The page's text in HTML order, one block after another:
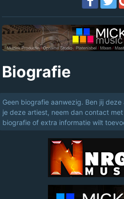
Biografie
Geen biografie aanwezig. Ben jij
je deze artiest, neem dan contact
biografie of extra informatie wilt